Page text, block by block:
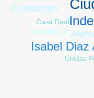
Isabel Diaz
Corrupción
tecnología
Casa Real
Unidas